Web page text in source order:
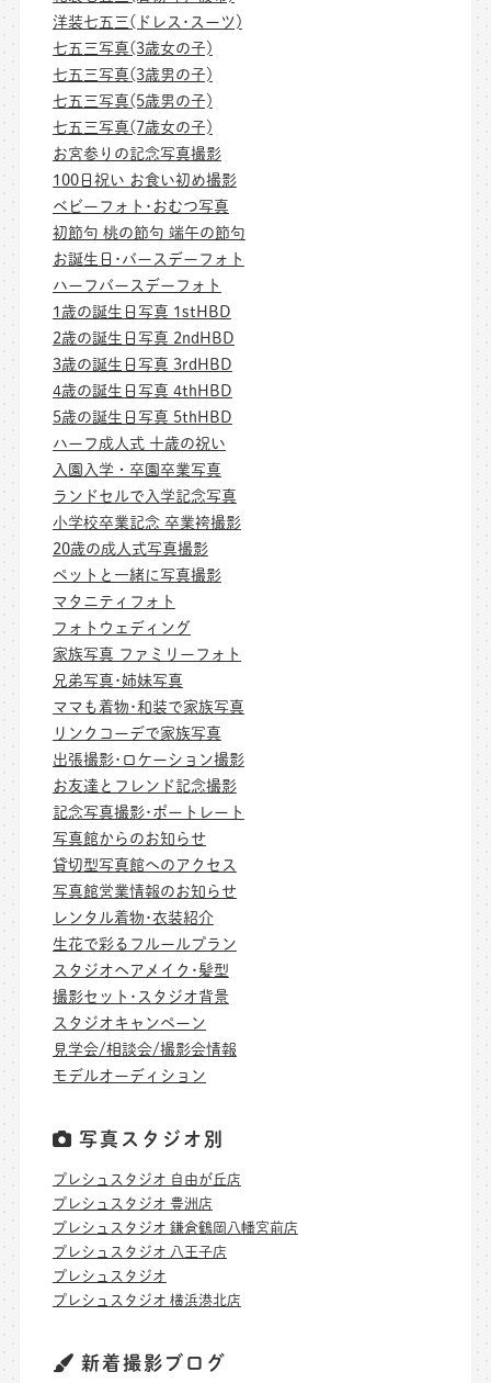
洋装七五三(ドレス･スーツ)
七五三写真(3歳女の子)
七五三写真(3歳男の子)
七五三写真(5歳男の子)
七五三写真(7歳女の子)
お宮参りの記念写真撮影
100日祝い お食い初め撮影
ベビーフォト･おむつ写真
初節句 桃の節句 端午の節句
お誕生日･バースデーフォト
ハーフバースデーフォト
1歳の誕生日写真 1stHBD
2歳の誕生日写真 2ndHBD
3歳の誕生日写真 3rdHBD
4歳の誕生日写真 4thHBD
5歳の誕生日写真 5thHBD
ハーフ成人式 十歳の祝い
入園入学・卒園卒業写真
ランドセルで入学記念写真
小学校卒業記念 卒業袴撮影
20歳の成人式写真撮影
ペットと一緒に写真撮影
マタニティフォト
フォトウェディング
家族写真 ファミリーフォト
兄弟写真･姉妹写真
ママも着物･和装で家族写真
リンクコーデで家族写真
出張撮影･ロケーション撮影
お友達とフレンド記念撮影
記念写真撮影･ポートレート
写真館からのお知らせ
貸切型写真館へのアクセス
写真館営業情報のお知らせ
レンタル着物･衣装紹介
生花で彩るフルールプラン
スタジオヘアメイク･髪型
撮影セット･スタジオ背景
スタジオキャンペーン
見学会/相談会/撮影会情報
モデルオーディション
写真スタジオ別
プレシュスタジオ 自由が丘店
プレシュスタジオ 豊洲店
プレシュスタジオ 鎌倉鶴岡八幡宮前店
プレシュスタジオ 八王子店
プレシュスタジオ
プレシュスタジオ 横浜港北店
新着撮影ブログ